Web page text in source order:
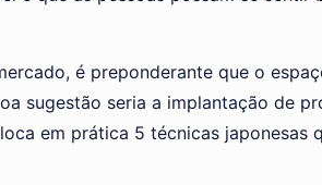
é preponderante que o
sugestão seria a implantação de
em prática 5 técnicas japonesas